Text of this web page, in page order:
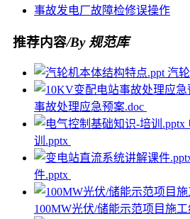
事故发电厂故障检修误操作
推荐内容/By 规范库
汽
事故处理应急预案.doc
训.pptx
件.pptx
100MW光伏/储能示范项目施